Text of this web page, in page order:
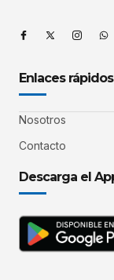
Enlaces rápidos
Nosotros
Contacto
Descarga el